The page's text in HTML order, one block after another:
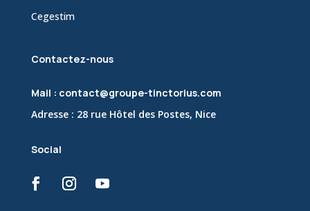
Cegestim
Contactez-nous
Mail : contact@groupe-tinctorius.com
Adresse : 28 rue Hôtel des Postes, Nice
Social